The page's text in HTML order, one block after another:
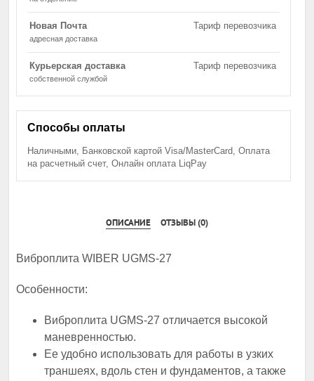
Новая Почта
адресная доставка
Тариф перевозчика
Курьерская доставка
собственной службой
Тариф перевозчика
Способы оплаты
Наличными, Банковской картой Visa/MasterCard, Оплата
на расчетный счет, Онлайн оплата LiqPay
ОПИСАНИЕ ОТЗЫВЫ (0)
Виброплита WIBER UGMS-27
Особенности:
Виброплита UGMS-27 отличается высокой
маневренностью.
Ее удобно использовать для работы в узких
траншеях, вдоль стен и фундаментов, а также